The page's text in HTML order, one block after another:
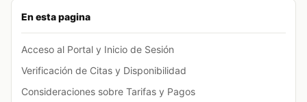
En esta pagina
Acceso al Portal y Inicio de Sesión
Verificación de Citas y Disponibilidad
Consideraciones sobre Tarifas y Pagos